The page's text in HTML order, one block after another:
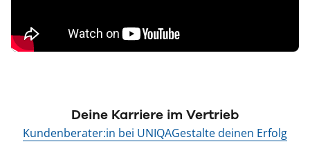
Deine Karriere im Vertrieb
Kundenberater:in bei UNIQAGestalte deinen Erfolg